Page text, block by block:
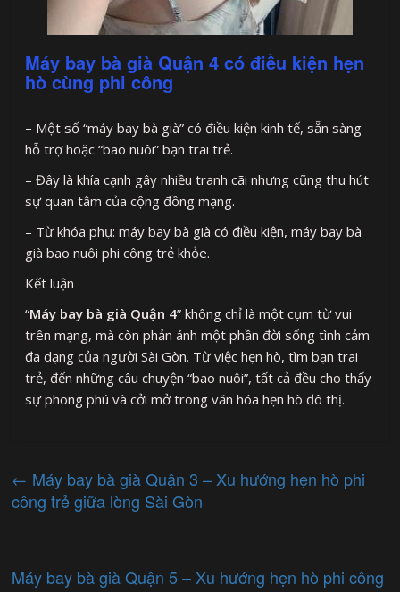
Máy bay bà già Quận 4 có điều kiện hẹn
hò cùng phi công
– Một số “máy bay bà già” có điều kiện kinh tế, sẵn sàng
hỗ trợ hoặc “bao nuôi” bạn trai trẻ.
– Đây là khía cạnh gây nhiều tranh cãi nhưng cũng thu hút
sự quan tâm của cộng đồng mạng.
– Từ khóa phụ: máy bay bà già có điều kiện, máy bay bà
già bao nuôi phi công trẻ khỏe.
Kết luận
“Máy bay bà già Quận 4” không chỉ là một cụm từ vui
trên mạng, mà còn phản ánh một phần đời sống tình cảm
đa dạng của người Sài Gòn. Từ việc hẹn hò, tìm bạn trai
trẻ, đến những câu chuyện “bao nuôi”, tất cả đều cho thấy
sự phong phú và cởi mở trong văn hóa hẹn hò đô thị.
← Máy bay bà già Quận 3 – Xu hướng hẹn hò phi
công trẻ giữa lòng Sài Gòn
Máy bay bà già Quận 5 – Xu hướng hẹn hò phi công